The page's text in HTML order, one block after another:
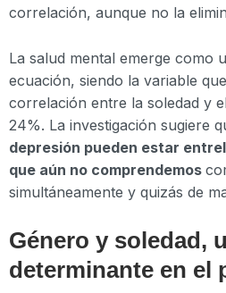
correlación, aunque no la
La salud mental emerge como
ecuación, siendo la variable
correlación entre la soledad y
24%. La investigación sugiere
depresión pueden estar
que aún no comprendemos
simultáneamente y quizás de
Género y soledad,
determinante en el